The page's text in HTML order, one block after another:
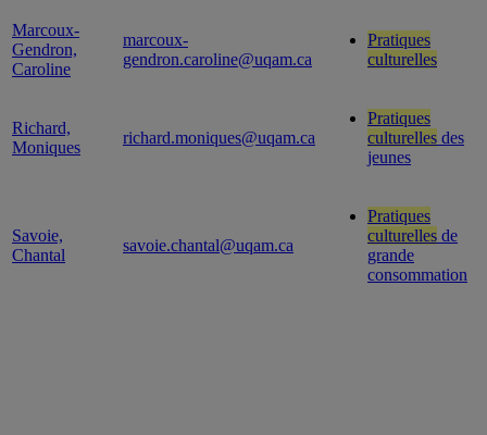
Marcoux-
Gendron,
Caroline
marcoux-
gendron.caroline@uqam.ca
Pratiques
culturelles
Richard,
Moniques
richard.moniques@uqam.ca
Pratiques
culturelles des
jeunes
Savoie,
Chantal
savoie.chantal@uqam.ca
Pratiques
culturelles de
grande
consommation